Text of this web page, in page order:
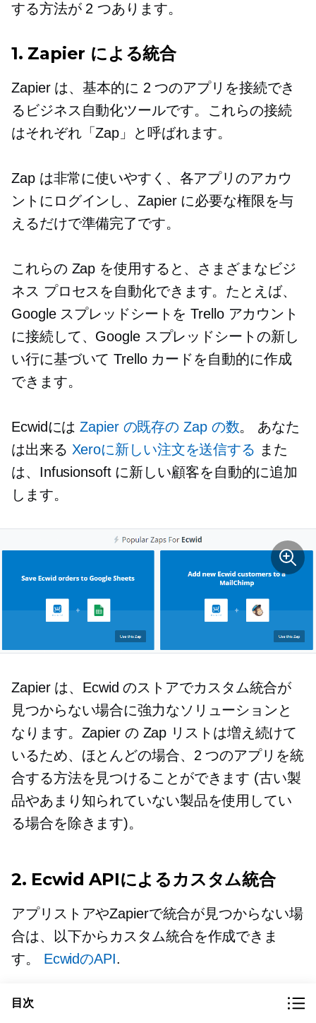
する方法が 2 つあります。
1. Zapier による統合
Zapier は、基本的に 2 つのアプリを接続でき
るビジネス自動化ツールです。これらの接続
はそれぞれ「Zap」と呼ばれます。
Zap は非常に使いやすく、各アプリのアカウ
ントにログインし、Zapier に必要な権限を与
えるだけで準備完了です。
これらの Zap を使用すると、さまざまなビジ
ネス プロセスを自動化できます。たとえば、
Google スプレッドシートを Trello アカウント
に接続して、Google スプレッドシートの新し
い行に基づいて Trello カードを自動的に作成
できます。
EcwidにはZapier の既存の Zap の数。 あなた
は出来る Xeroに新しい注文を送信する また
は、Infusionsoft に新しい顧客を自動的に追加
します。
Zapier は、Ecwid のストアでカスタム統合が
見つからない場合に強力なソリューションと
なります。Zapier の Zap リストは増え続けて
いるため、ほとんどの場合、2 つのアプリを統
合する方法を見つけることができます (古い製
品やあまり知られていない製品を使用してい
る場合を除きます)。
2. Ecwid APIによるカスタム統合
アプリストアやZapierで統合が見つからない場
合は、以下からカスタム統合を作成できま
す。 EcwidのAPI.
Ecwid の API を使用すると、Ecwid エクスペ
目次